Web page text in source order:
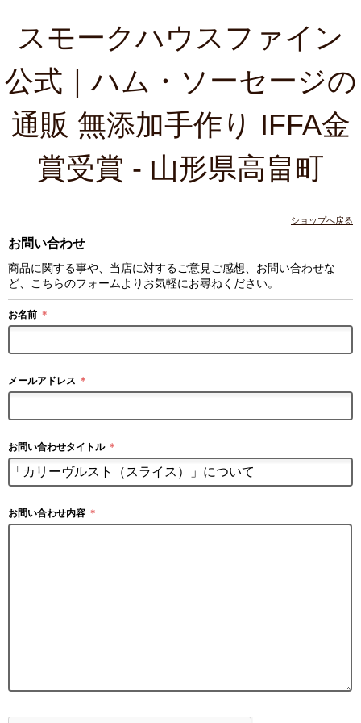
スモークハウスファイン
公式｜ハム・ソーセージの
通販 無添加手作り IFFA金
賞受賞 - 山形県高畠町
ショップへ戻る
お問い合わせ
商品に関する事や、当店に対するご意見ご感想、お問い合わせな
ど、こちらのフォームよりお気軽にお尋ねください。
お名前 ＊
メールアドレス ＊
お問い合わせタイトル ＊
お問い合わせ内容 ＊